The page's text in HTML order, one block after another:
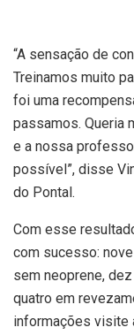
“A sensação de
Treinamos muito
foi uma
passamos. Queria
e a nossa
possível”, disse
do Pontal.
Com esse
com sucesso:
sem neoprene,
quatro em
informações visite